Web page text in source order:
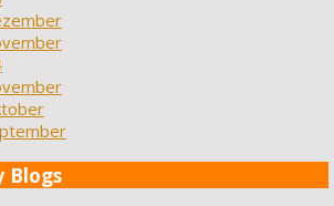
Blogs